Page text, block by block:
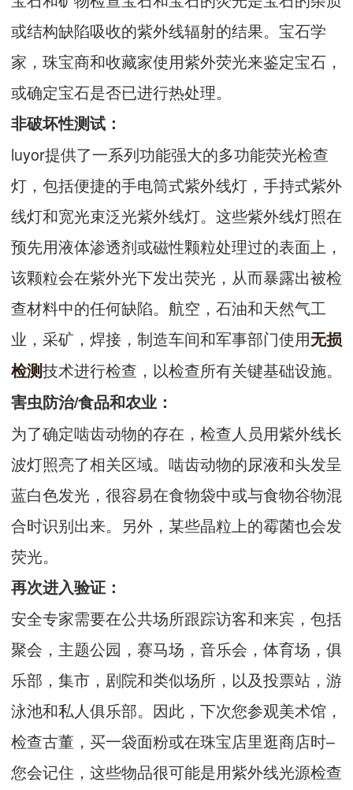
或结构缺陷吸收的紫外线辐射的结果。宝石学
家，珠宝商和收藏家使用紫外荧光来鉴定宝石，
或确定宝石是否已进行热处理。
非破坏性测试：
luyor提供了一系列功能强大的多功能荧光检查
灯，包括便捷的手电筒式紫外线灯，手持式紫外
线灯和宽光束泛光紫外线灯。这些紫外线灯照在
预先用液体渗透剂或磁性颗粒处理过的表面上，
该颗粒会在紫外光下发出荧光，从而暴露出被检
查材料中的任何缺陷。航空，石油和天然气工
业，采矿，焊接，制造车间和军事部门使用无损
检测技术进行检查，以检查所有关键基础设施。
害虫防治/食品和农业：
为了确定啮齿动物的存在，检查人员用紫外线长
波灯照亮了相关区域。啮齿动物的尿液和头发呈
蓝白色发光，很容易在食物袋中或与食物谷物混
合时识别出来。另外，某些晶粒上的霉菌也会发
荧光。
再次进入验证：
安全专家需要在公共场所跟踪访客和来宾，包括
聚会，主题公园，赛马场，音乐会，体育场，俱
乐部，集市，剧院和类似场所，以及投票站，游
泳池和私人俱乐部。因此，下次您参观美术馆，
检查古董，买一袋面粉或在珠宝店里逛商店时–
您会记住，这些物品很可能是用紫外线光源检查